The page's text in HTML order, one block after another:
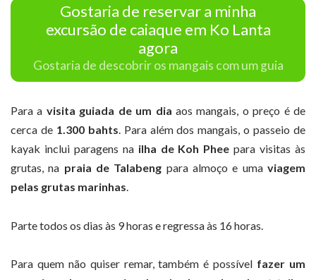
Gostaria de reservar a minha
excursão de caiaque em Ko Lanta
agora
Gostaria de descobrir os mangais com um guia
Para a visita guiada de um dia aos mangais, o preço é de
cerca de 1.300 bahts. Para além dos mangais, o passeio de
kayak inclui paragens na ilha de Koh Phee para visitas às
grutas, na praia de Talabeng para almoço e umaviagem
pelas grutas marinhas.
Parte todos os dias às 9 horas e regressa às 16 horas.
Para quem não quiser remar, também é possível fazer um